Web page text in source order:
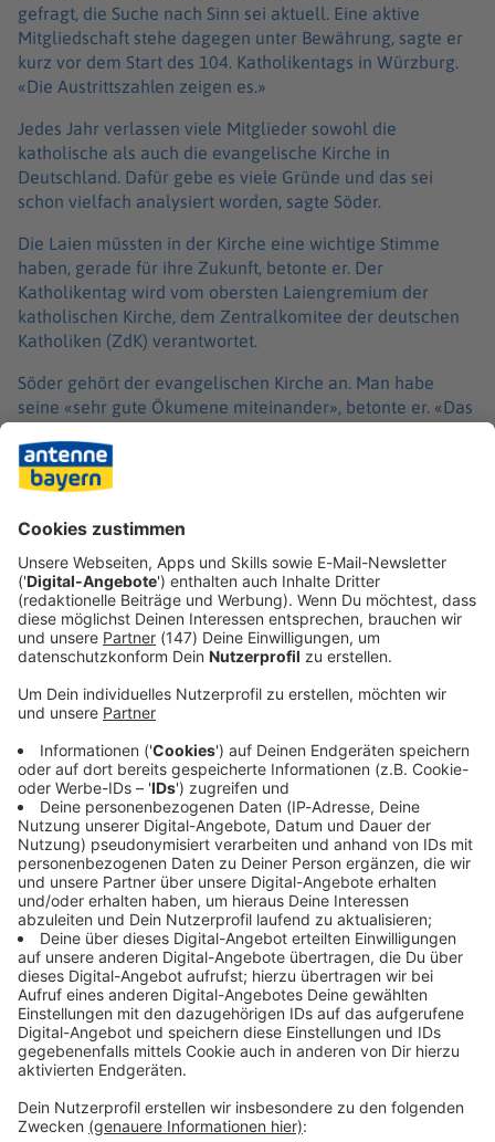
gefragt, die Suche nach Sinn sei aktuell. Eine aktive
Mitgliedschaft stehe dagegen unter Bewährung, sagte er
kurz vor dem Start des 104. Katholikentags in Würzburg.
«Die Austrittszahlen zeigen es.»
Jedes Jahr verlassen viele Mitglieder sowohl die
katholische als auch die evangelische Kirche in
Deutschland. Dafür gebe es viele Gründe und das sei
schon vielfach analysiert worden, sagte Söder.
Die Laien müssten in der Kirche eine wichtige Stimme
haben, gerade für ihre Zukunft, betonte er. Der
Katholikentag wird vom obersten Laiengremium der
katholischen Kirche, dem Zentralkomitee der deutschen
Katholiken (ZdK) verantwortet.
Söder gehört der evangelischen Kirche an. Man habe
seine «sehr gute Ökumene miteinander», betonte er. «Das
Dinge, die uns trennen.»
Bis Sonntag werden in der unterfränkischen Stadt rund
60.000 Gäste erwartet.
Immer auf dem Laufenden
bleiben!
Verpass' nichts mehr - mit unserem kostenlosen
ANTENNE BAYERN Newsletter. Ob Nachrichten,
Lifestyle oder unsere neuesten Aktionen - wir
informieren dich.